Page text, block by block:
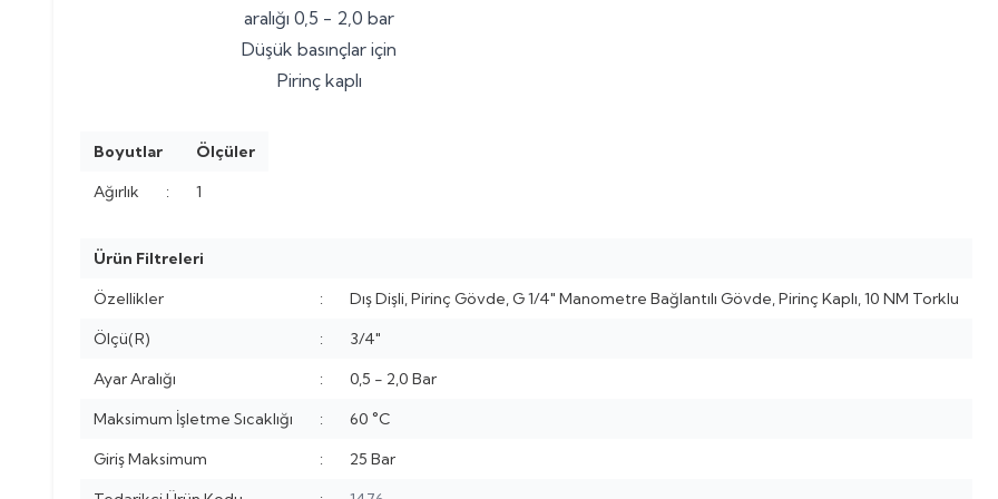
aralığı 0,5 - 2,0 bar
Düşük basınçlar için
Pirinç kaplı
Boyutlar
Ölçüler
Ağırlık
: 1
Ürün Filtreleri
Özellikler
:
Dış Dişli, Pirinç Gövde, G 1/4" Manometre Bağlantılı Gövde, Pirinç Kaplı, 10 NM Torklu
Ölçü(R)
:
3/4"
Ayar Aralığı
:
0,5 - 2,0 Bar
Maksimum İşletme Sıcaklığı
:
60 °C
Giriş Maksimum
:
25 Bar